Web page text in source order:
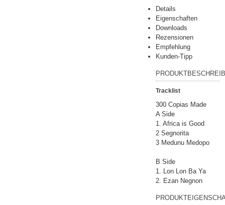
Details
Eigenschaften
Downloads
Rezensionen
Empfehlung
Kunden-Tipp
Tracklist
300 Copias Made
A Side
1. Africa is Good
2 Segnorita
3 Medunu Medopo
B Side
1. Lon Lon Ba Ya
2. Ezan Negnon